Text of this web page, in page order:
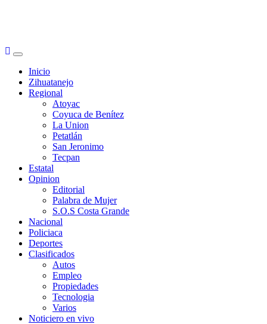
Primary
MenuInicio
Zihuatanejo
Regional
Atoyac
Coyuca de Benítez
La Union
Petatlán
San Jeronimo
Tecpan
Estatal
Opinion
Editorial
Palabra de Mujer
S.O.S Costa Grande
Nacional
Policiaca
Deportes
Clasificados
Autos
Empleo
Propiedades
Tecnologia
Varios
Noticiero en vivo